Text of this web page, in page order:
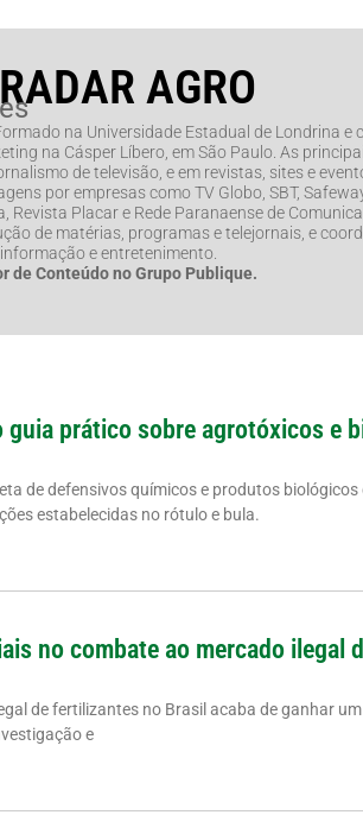
AGRO
na Universidade Estadual de Londrina e
na Cásper Líbero, em São Paulo. As
de televisão, e em revistas, sites e
por empresas como TV Globo, SBT,
Revista Placar e Rede Paranaense de
de matérias, programas e telejornais, e
e entretenimento.
de Conteúdo no Grupo Publique.
guia prático sobre agrotóxicos e
de defensivos químicos e produtos
estabelecidas no rótulo e bula.
no combate ao mercado ilegal
de fertilizantes no Brasil acaba de ganhar
e